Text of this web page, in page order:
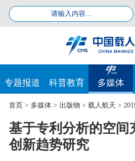
专题报道 科普教育 多媒体
首页> 多媒体> 出版物 > 载人航天 >
基于专利分析的空间
创新趋势研究